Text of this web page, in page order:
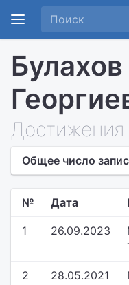
Достижения
Общее число
№ Дата
1 26.09.2023
2 28.05.2021